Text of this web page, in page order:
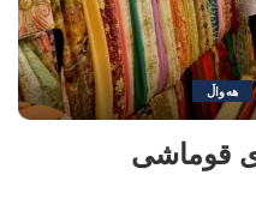
هەواڵ
قوماشی